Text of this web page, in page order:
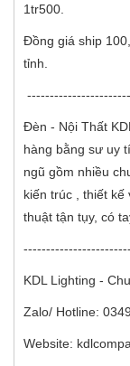
1tr500.
Đồng giá ship
tỉnh.
Đèn - Nội Thất
hàng bằng sư uy
ngũ gồm nhiều
kiến trúc , thiết
thuật tận tụy, có
KDL Lighting -
Zalo/ Hotline:
Website: